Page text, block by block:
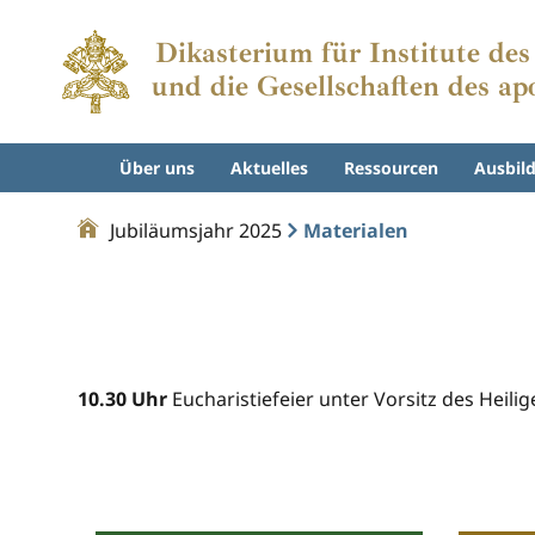
Dikasterium für Institute des
und die Gesellschaften des
Über uns Aktuelles Ressourcen
Jubiläumsjahr 2025 Materialen
10.30 Uhr Eucharistiefeier unter Vorsitz des